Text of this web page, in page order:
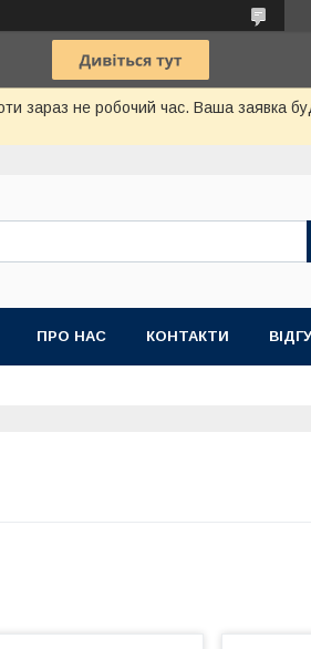
зараз не робочий час. Ваша заявка
ПРО НАС КОНТАКТИ